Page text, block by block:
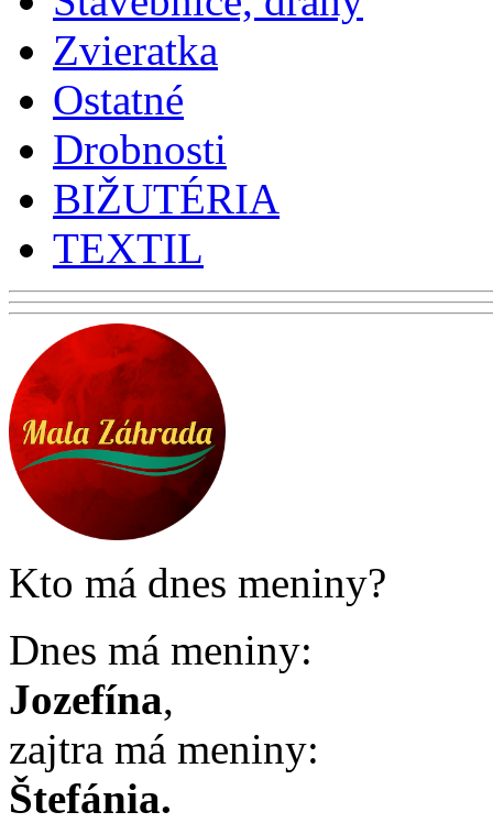
Zvieratka
Ostatné
Drobnosti
BIŽUTÉRIA
TEXTIL
Kto má dnes meniny?
Dnes má meniny:
Jozefína,
zajtra má meniny:
Štefánia.